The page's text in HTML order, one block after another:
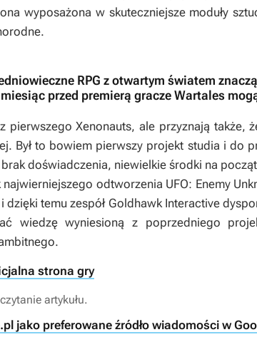
wyposażona w skuteczniejsze moduły
RPG z otwartym światem
przed premierą gracze Wartales
pierwszegoXenonauts, ale przyznają także,
Był to bowiem pierwszy projekt studia i do
brak doświadczenia, niewielkie środki na
odtworzenia UFO: Enemy
dzięki temu zespół Goldhawk Interactive
wiedzę wyniesioną z poprzedniego
strona gry
artykułu.
jako preferowane źródło wiadomości w